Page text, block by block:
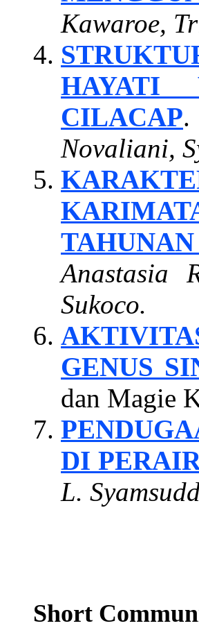
Kawaroe,
HAYATI
CILACAP.
Novaliani,
TAHUNAN
Anastasia
Sukoco.
GENUS
dan Magie
DI
L.
Short